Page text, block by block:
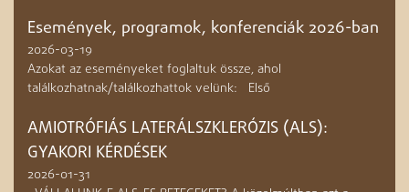
Események, programok, konferenciák 2026-ban
2026-03-19
Azokat az eseményeket foglaltuk össze, ahol
találkozhatnak/találkozhattok velünk: Első
AMIOTRÓFIÁS LATERÁLSZKLERÓZIS (ALS):
GYAKORI KÉRDÉSEK
2026-01-31